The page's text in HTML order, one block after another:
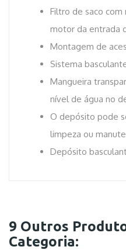
Filtro de saco
motor da entrada
Montagem de
Sistema
Mangueira
nível de água no
O depósito pode
limpeza ou
Depósito
9 Outros
Categoria: